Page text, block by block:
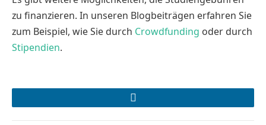
zu finanzieren. In unseren Blogbeiträgen erfahren Sie
zum Beispiel, wie Sie durch Crowdfunding oder durch
Stipendien.
LinkedIn